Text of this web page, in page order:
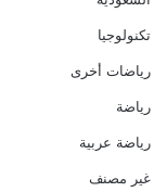
تكنولوجيا
رياضات أخرى
رياضة
رياضة عربية
غير مصنف